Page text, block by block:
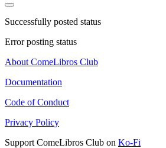
Successfully posted status
Error posting status
About ComeLibros Club
Documentation
Code of Conduct
Privacy Policy
Support ComeLibros Club on Ko-Fi